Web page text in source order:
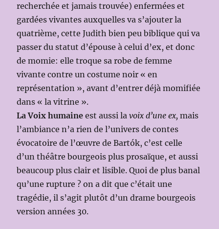
recherchée et jamais trouvée) enfermées et
gardées vivantes auxquelles va s’ajouter la
quatrième, cette Judith bien peu biblique qui va
passer du statut d’épouse à celui d’ex, et donc
de momie: elle troque sa robe de femme
vivante contre un costume noir « en
représentation », avant d’entrer déjà momifiée
dans « la vitrine ».
La Voix humaine est aussi lavoix d’une ex,mais
l’ambiance n’a rien de l’univers de contes
évocatoire de l’œuvre de Bartók, c’est celle
d’un théâtre bourgeois plus prosaïque, et aussi
beaucoup plus clair et lisible. Quoi de plus banal
qu’une rupture ? on a dit que c’était une
tragédie, il s’agit plutôt d’un drame bourgeois
version années 30.